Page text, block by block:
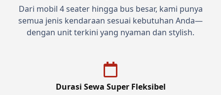
Dari mobil 4 seater hingga bus besar, kami punya
semua jenis kendaraan sesuai kebutuhan Anda—
dengan unit terkini yang nyaman dan stylish.
Durasi Sewa Super Fleksibel